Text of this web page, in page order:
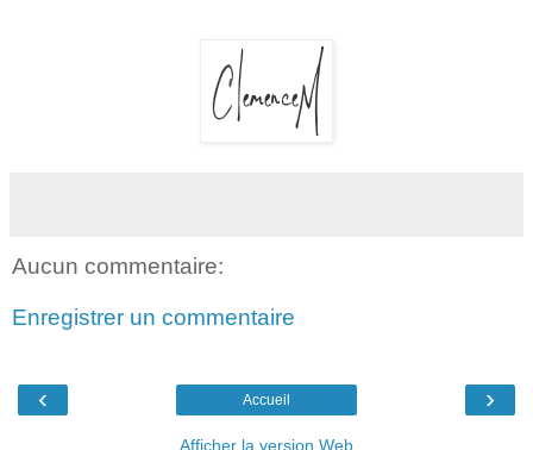
Aucun commentaire:
Enregistrer un commentaire
‹ ›
Accueil
Afficher la version Web